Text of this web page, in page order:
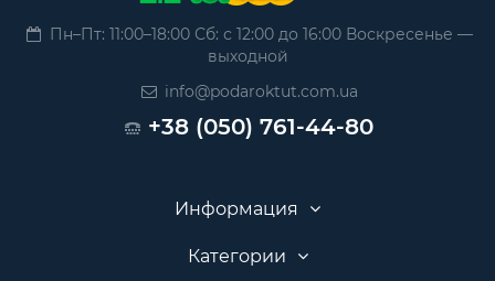
Пн–Пт: 11:00–18:00 Сб: с 12:00 до 16:00 Воскресенье —
выходной
info@podaroktut.com.ua
+38 (050) 761-44-80
Информация
Категории